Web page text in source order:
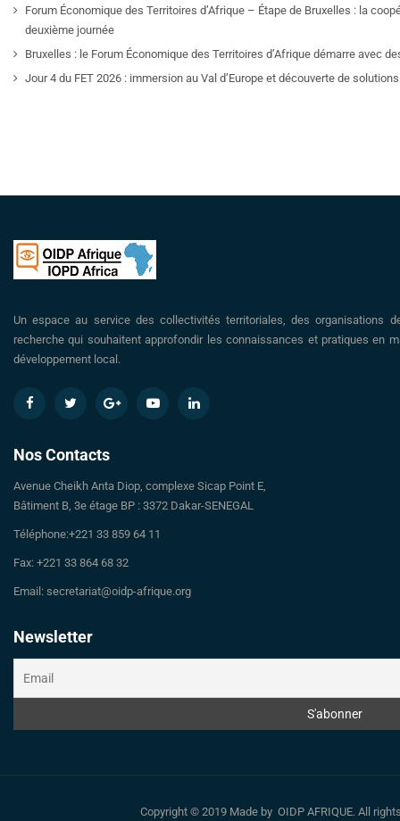
Forum Économique des Territoires d’Afrique – Étape de Bruxelles : la
deuxième journée
Bruxelles : le Forum Économique des Territoires d’Afrique démarre avec
Jour 4 du FET 2026 : immersion au Val d’Europe et découverte de
Un espace au service des collectivités territoriales, des organisations
recherche qui souhaitent approfondir les connaissances et pratiques en
développement local.
Nos Contacts
Avenue Cheikh Anta Diop, complexe Sicap Point E,
Bâtiment B, 3e étage BP : 3372 Dakar-SENEGAL
Téléphone:+221 33 859 64 11
Fax: +221 33 864 68 32
Email: secretariat@oidp-afrique.org
Newsletter
Copyright © 2019 Made by OIDP AFRIQUE. All